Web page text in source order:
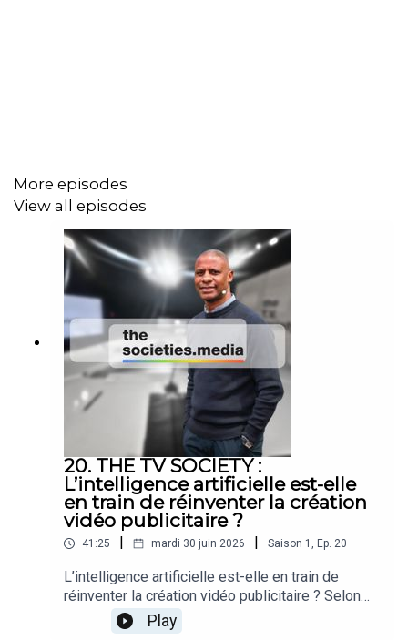
More episodes
View all episodes
20. THE TV SOCIETY :
L’intelligence artificielle est-elle
en train de réinventer la création
vidéo publicitaire ?
41:25 mardi 30 juin 2026 Saison 1 , Ep. 20
L’intelligence artificielle est-elle en train de
réinventer la création vidéo publicitaire ? Selon
Deloitte, plus de 60 % des acteurs du marketing
utilisent déjà des outils d’IA générative dans
Play